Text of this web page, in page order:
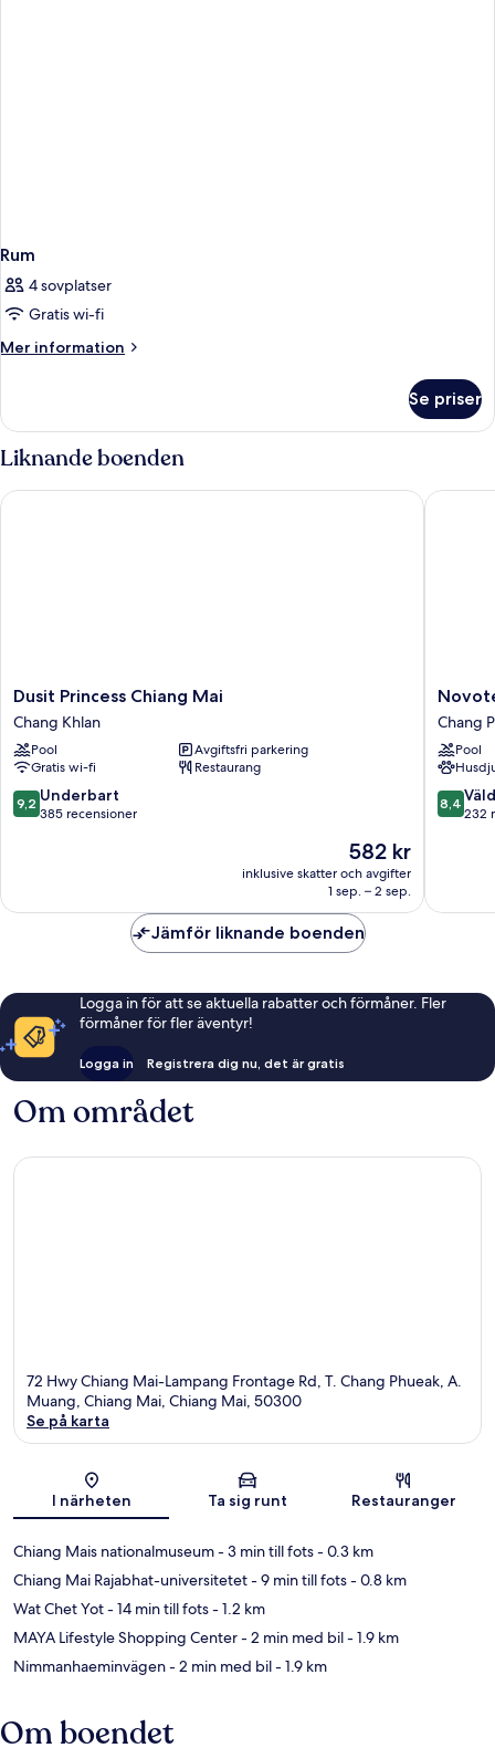
Rum
4 sovplatser
Gratis wi-fi
Mer information
Mer
Se priser
Liknande boenden
Dusit
Princess
Chiang
Mai
Chang
Khlan
Dusit Princess Chiang Mai
Chang Khlan
Pool
Avgiftsfri parkering
Gratis wi-fi
Restaurang
9.2
av
9,2 Underbart
385 recensioner
Priset
är
582 kr
582 kr
inklusive skatter och avgifter
1 sep. – 2 sep.
Dusit Princess Chiang Mai
Novotel
Nimman
Chang
Phueak
Chang
Pool
8.4
av
8,4
232
Novotel
Jämför liknande boenden
Logga in för att se aktuella rabatter och förmåner. Fler
förmåner för fler äventyr!
Logga in Registrera dig nu, det är gratis
Om området
72 Hwy Chiang Mai-Lampang Frontage Rd, T. Chang Phueak, A.
Muang, Chiang Mai, Chiang Mai, 50300
Se på karta
I närheten Ta sig runt Restauranger
Chiang Mais nationalmuseum- 3 min till fots- 0.3 km
Chiang Mai Rajabhat-universitetet- 9 min till fots- 0.8 km
Wat Chet Yot- 14 min till fots- 1.2 km
MAYA Lifestyle Shopping Center- 2 min med bil- 1.9 km
Nimmanhaeminvägen- 2 min med bil- 1.9 km
Om boendet